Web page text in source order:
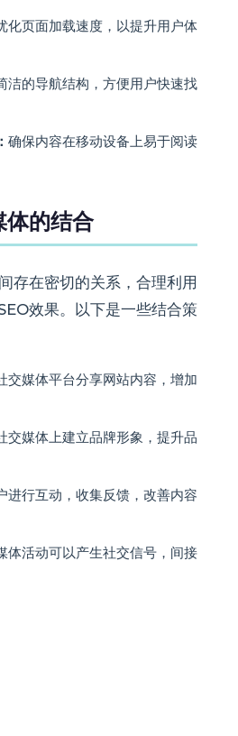
化页面加载速度，以提升用户体
洁的导航结构，方便用户快速找
确保内容在移动设备上易于阅读
体的结合
存在密切的关系，合理利用
效果。以下是一些结合策
交媒体平台分享网站内容，增加
交媒体上建立品牌形象，提升品
进行互动，收集反馈，改善内容
体活动可以产生社交信号，间接